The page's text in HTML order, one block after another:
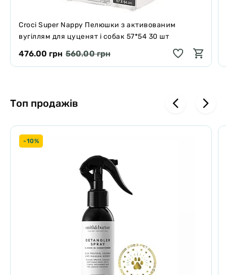
Croci Super Nappy Пелюшки з активованим
вугіллям для цуценят і собак 57*54 30 шт
476.00 грн 560.00 грн
Топ продажів
-10%